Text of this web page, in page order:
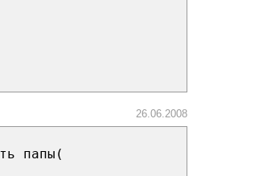
26.06.2008
папы(